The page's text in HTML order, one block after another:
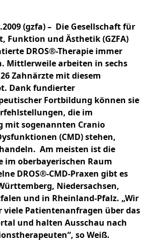
(gzfa) – Die Gesellschaft für
Funktion und Ästhetik (GZFA)
DROS®-Therapie immer
Mittlerweile arbeiten in sechs
Zahnärzte mit diesem
Dank fundierter
Fortbildung können sie
die im
mit sogenannten Cranio
(CMD) stehen,
Am meisten ist die
im oberbayerischen Raum
DROS®-CMD-Praxen gibt es
Niedersachsen,
und in Rheinland-Pfalz. „Wir
viele Patientenanfragen über das
und halten Ausschau nach
so Weiß.